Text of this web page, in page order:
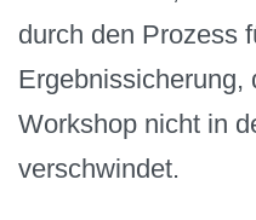
durch den Prozess
Ergebnissicherung,
Workshop nicht in
verschwindet.